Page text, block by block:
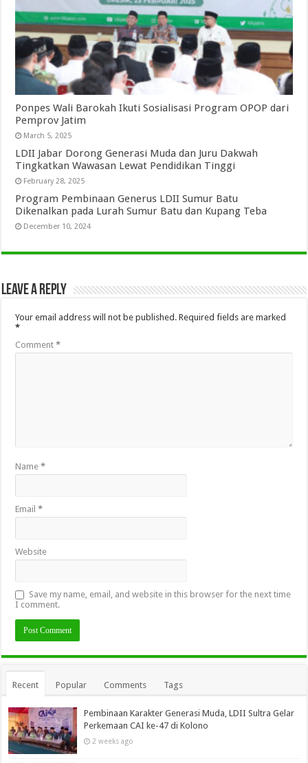
Ponpes Wali Barokah Ikuti Sosialisasi Program OPOP dari
Pemprov Jatim
March 5, 2025
LDII Jabar Dorong Generasi Muda dan Juru Dakwah
Tingkatkan Wawasan Lewat Pendidikan Tinggi
February 28, 2025
Program Pembinaan Generus LDII Sumur Batu
Dikenalkan pada Lurah Sumur Batu dan Kupang Teba
December 10, 2024
Leave a Reply
Your email address will not be published. Required fields are marked
*
Comment*
Name*
Email*
Website
Save my name, email, and website in this browser for the next time
I comment.
Recent Popular Comments Tags
Pembinaan Karakter Generasi Muda, LDII Sultra Gelar
Perkemaan CAI ke-47 di Kolono
2 weeks ago